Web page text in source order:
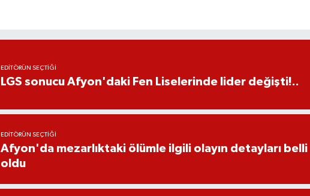
EDITÖRÜN SEÇTIĞI
LGS sonucu Afyon'daki Fen Liselerinde lider değişti!..
EDITÖRÜN SEÇTIĞI
Afyon'da mezarlıktaki ölümle ilgili olayın detayları belli
oldu